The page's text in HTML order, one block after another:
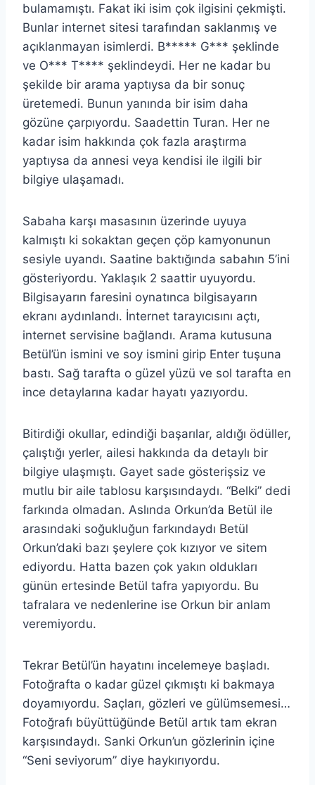
bulamamıştı. Fakat iki isim çok ilgisini çekmişti.
Bunlar internet sitesi tarafından saklanmış ve
açıklanmayan isimlerdi. B***** G*** şeklinde
ve O*** T**** şeklindeydi. Her ne kadar bu
şekilde bir arama yaptıysa da bir sonuç
üretemedi. Bunun yanında bir isim daha
gözüne çarpıyordu. Saadettin Turan. Her ne
kadar isim hakkında çok fazla araştırma
yaptıysa da annesi veya kendisi ile ilgili bir
bilgiye ulaşamadı.
Sabaha karşı masasının üzerinde uyuya
kalmıştı ki sokaktan geçen çöp kamyonunun
sesiyle uyandı. Saatine baktığında sabahın 5’ini
gösteriyordu. Yaklaşık 2 saattir uyuyordu.
Bilgisayarın faresini oynatınca bilgisayarın
ekranı aydınlandı. İnternet tarayıcısını açtı,
internet servisine bağlandı. Arama kutusuna
Betül’ün ismini ve soy ismini girip Enter tuşuna
bastı. Sağ tarafta o güzel yüzü ve sol tarafta en
ince detaylarına kadar hayatı yazıyordu.
Bitirdiği okullar, edindiği başarılar, aldığı ödüller,
çalıştığı yerler, ailesi hakkında da detaylı bir
bilgiye ulaşmıştı. Gayet sade gösterişsiz ve
mutlu bir aile tablosu karşısındaydı. “Belki” dedi
farkında olmadan. Aslında Orkun’da Betül ile
arasındaki soğukluğun farkındaydı Betül
Orkun’daki bazı şeylere çok kızıyor ve sitem
ediyordu. Hatta bazen çok yakın oldukları
günün ertesinde Betül tafra yapıyordu. Bu
tafralara ve nedenlerine ise Orkun bir anlam
veremiyordu.
Tekrar Betül’ün hayatını incelemeye başladı.
Fotoğrafta o kadar güzel çıkmıştı ki bakmaya
doyamıyordu. Saçları, gözleri ve gülümsemesi…
Fotoğrafı büyüttüğünde Betül artık tam ekran
karşısındaydı. Sanki Orkun’un gözlerinin içine
“Seni seviyorum” diye haykırıyordu.